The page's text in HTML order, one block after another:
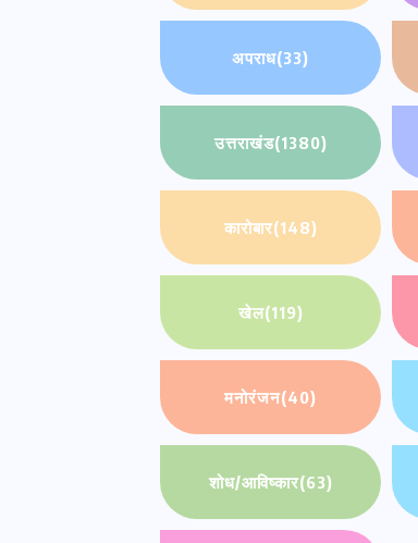
अपराध(33)
उत्तराखंड(1380)
कारोबार(148)
खेल(119)
मनोरंजन(40)
शोध/आविष्कार(63)